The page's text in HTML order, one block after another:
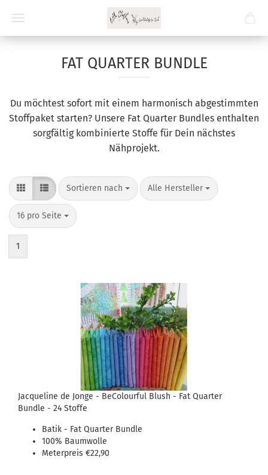
FAT QUARTER BUNDLE
Du möchtest sofort mit einem harmonisch abgestimmten
Stoffpaket starten? Unsere Fat Quarter Bundles enthalten
sorgfältig kombinierte Stoffe für Dein nächstes
Nähprojekt.
Sortieren nach
Sortieren nach Alle Hersteller
pro Seite
16 pro Seite
pro Seite
1
Jacqueline de Jonge - BeColourful Blush - Fat Quarter
Bundle - 24 Stoffe
Batik - Fat Quarter Bundle
100% Baumwolle
Meterpreis €22,90